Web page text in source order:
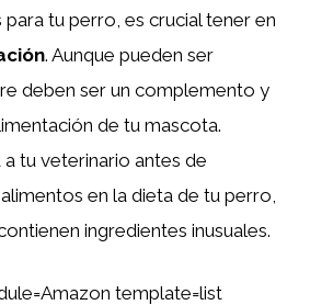
para tu perro, es crucial tener en
. Aunque pueden ser
deben ser un complemento y
de tu mascota.
tu veterinario antes de
en la dieta de tu perro,
ingredientes inusuales.
template=list